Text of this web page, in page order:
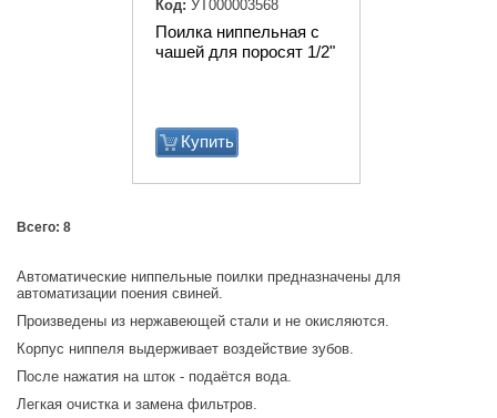
Поилка ниппельная с
чашей для поросят 1/2"
Купить
Код: УТ000003568
Всего: 8
Автоматические ниппельные поилки предназначены для
автоматизации поения свиней.
Произведены из нержавеющей стали и не окисляются.
Корпус ниппеля выдерживает воздействие зубов.
После нажатия на шток - подаётся вода.
Легкая очистка и замена фильтров.